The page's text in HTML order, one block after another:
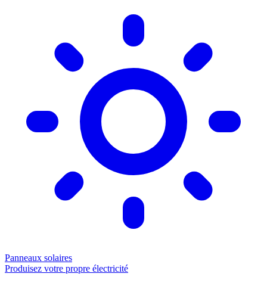
Panneaux solaires
Produisez votre propre électricité